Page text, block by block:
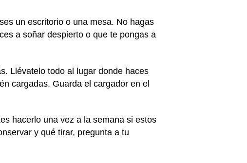
un escritorio o una mesa. No hagas
a soñar despierto o que te pongas a
Llévatelo todo al lugar donde haces
cargadas. Guarda el cargador en el
hacerlo una vez a la semana si estos
y qué tirar, pregunta a tu